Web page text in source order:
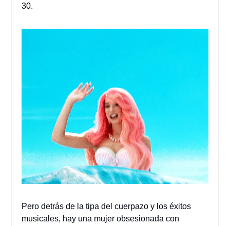
30.
Pero detrás de la tipa del cuerpazo y los éxitos
musicales, hay una mujer obsesionada con